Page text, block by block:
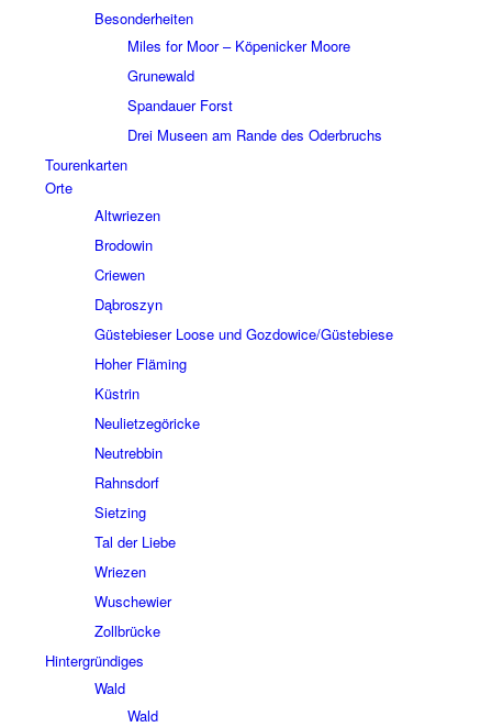
Beson­der­hei­ten
Miles for Moor – Köpe­nicker Moore
Grune­wald
Span­dauer Forst
Drei Museen am Rande des Oder­bruchs
Touren­kar­ten
Orte
Altwrie­zen
Brodo­win
Crie­wen
Dąbros­zyn
Güste­bie­ser Loose und Gozdowice/Güstebiese
Hoher Fläming
Küstrin
Neuliet­ze­gö­ricke
Neutreb­bin
Rahns­dorf
Siet­zing
Tal der Liebe
Wrie­zen
Wusche­wier
Zoll­brücke
Hinter­grün­di­ges
Wald
Wald